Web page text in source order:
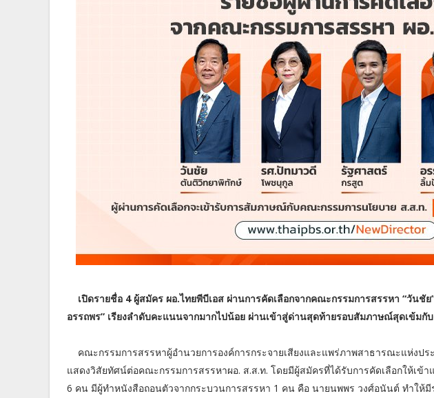
เปิดรายชื่อ 4 ผู้สมัคร ผอ.ไทยพีบีเอส ผ่านการคัดเลือกจากคณะกรรมการสรรหา “วันชั
อรรถพร” เรียงลำดับคะแนนจากมากไปน้อย ผ่านเข้าสู่ด่านสุดท้ายรอบสัมภาษณ์สุดเข้ม
คณะกรรมการสรรหาผู้อำนวยการองค์การกระจายเสียงและแพร่ภาพสาธารณะแห่งปร
แสดงวิสัยทัศน์ต่อคณะกรรมการสรรหาผอ. ส.ส.ท. โดยมีผู้สมัครที่ได้รับการคัดเลือกให้เข้
6 คน มีผู้ทำหนังสือถอนตัวจากกระบวนการสรรหา 1 คน คือ นายนพพร วงศ์อนันต์ ทำให้